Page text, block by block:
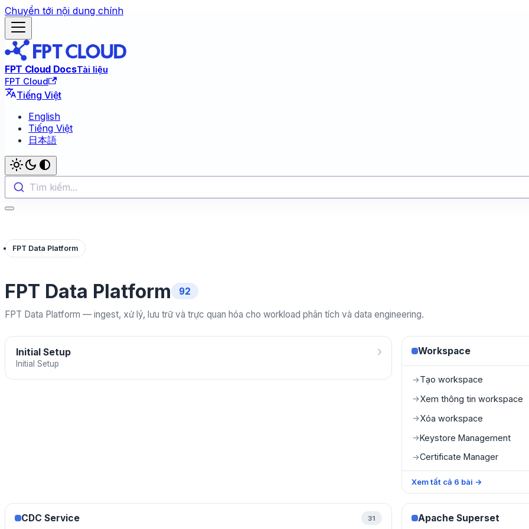
Chuyển tới nội dung chính
FPT Cloud DocsTài liệu
FPT Cloud
Tiếng Việt
English
Tiếng Việt
日本語
Tìm kiếm...
FPT Data Platform
FPT Data Platform 92
FPT Data Platform — ingest, xử lý, lưu trữ và trực quan hóa cho workload phân tích và data engineering.
Initial Setup
Initial Setup
› Workspace
→Tạo workspace
→Xem thông tin workspace
→Xóa workspace
→Keystore Management
→Certificate Manager
Xem tất cả 6 bài →
CDC Service 31 Apache Superset